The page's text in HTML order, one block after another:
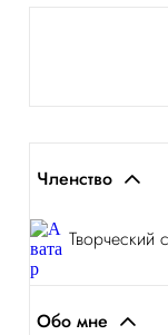
Членство
Творческий
Обо мне